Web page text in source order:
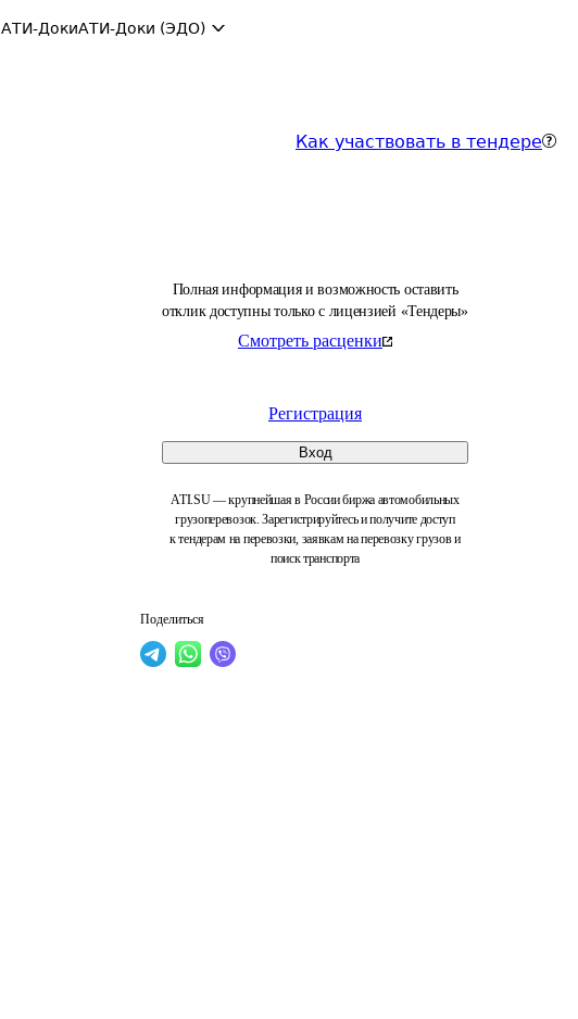
АТИ-ДокиАТИ-Доки (ЭДО)
Как участвовать в тендере
Полная информация и возможность оставить
отклик доступны только с лицензией «Тендеры»
Смотреть расценки
Регистрация
Вход
ATI.SU — крупнейшая в России биржа автомобильных
грузоперевозок. Зарегистрируйтесь и получите доступ
к тендерам на перевозки, заявкам на перевозку грузов и
поиск транспорта
Поделиться